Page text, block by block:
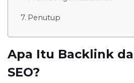
Penutup
Apa Itu Backlink
SEO?